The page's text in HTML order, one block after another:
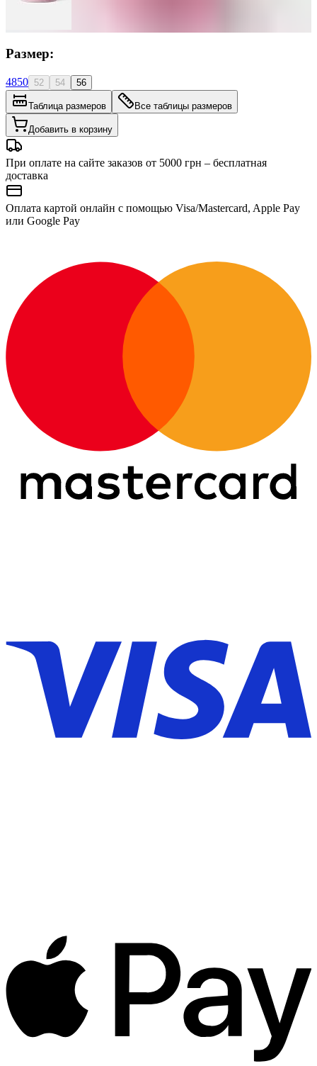
Размер:
4850 52 54 56
Таблица размеров Все таблицы размеров
Добавить в корзину
При оплате на сайте заказов от 5000 грн – бесплатная
доставка
Оплата картой онлайн с помощью Visa/Mastercard, Apple Pay
или Google Pay